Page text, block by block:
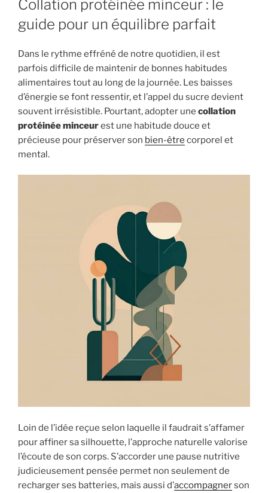
Collation protéinée minceur : le
guide pour un équilibre parfait
Dans le rythme effréné de notre quotidien, il est
parfois difficile de maintenir de bonnes habitudes
alimentaires tout au long de la journée. Les baisses
d’énergie se font ressentir, et l’appel du sucre devient
souvent irrésistible. Pourtant, adopter une collation
protéinée minceurest une habitude douce et
précieuse pour préserver son bien-être corporel et
mental.
Loin de l’idée reçue selon laquelle il faudrait s’affamer
pour affiner sa silhouette, l’approche naturelle valorise
l’écoute de son corps. S’accorder une pause nutritive
judicieusement pensée permet non seulement de
recharger ses batteries, mais aussi d’accompagnerson